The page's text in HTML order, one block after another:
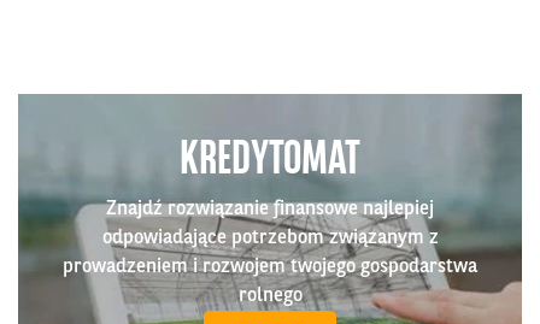
KREDYTOMAT
Znajdź rozwiązanie finansowe najlepiej
odpowiadające potrzebom związanym z
prowadzeniem i rozwojem twojego gospodarstwa
rolnego